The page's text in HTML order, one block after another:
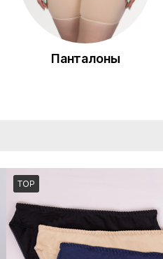
Панталоны
TOP